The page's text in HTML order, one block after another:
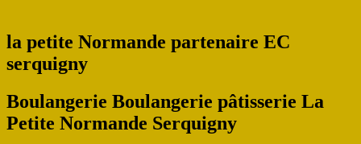
la petite Normande partenaire EC
serquigny
Boulangerie Boulangerie pâtisserie La
Petite Normande Serquigny